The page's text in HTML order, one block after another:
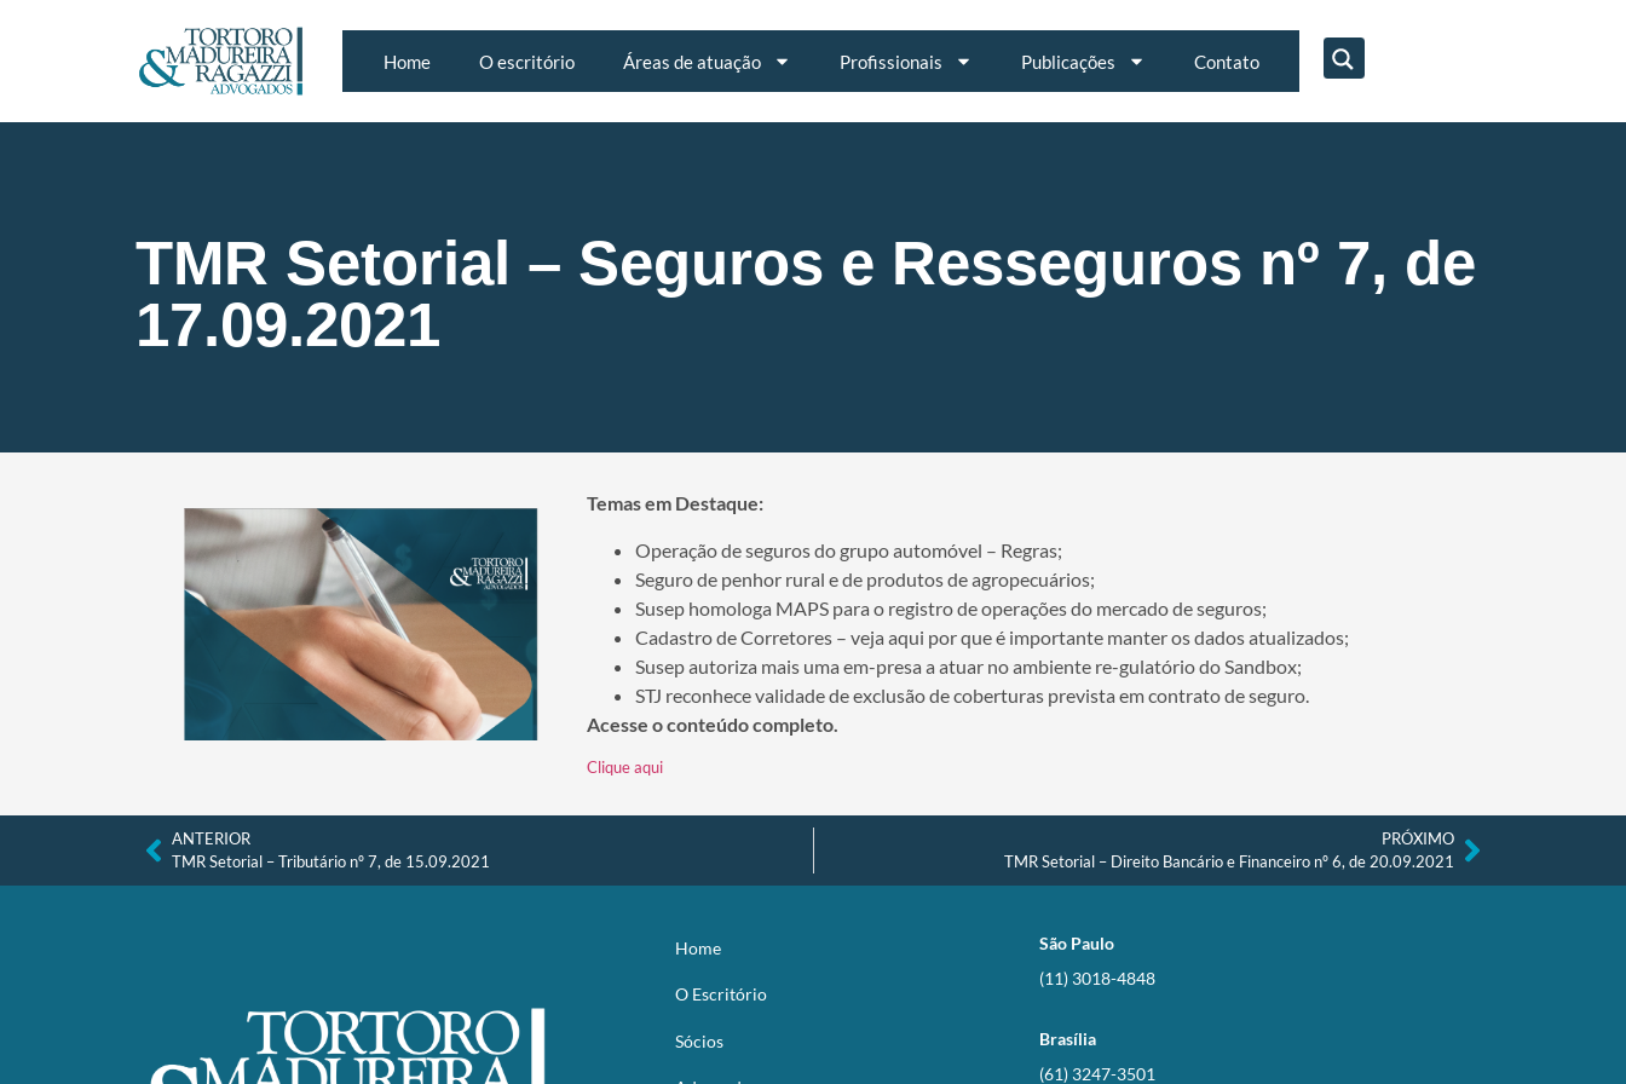
Home O escritório Áreas de atuação Profissionais Publicações Contato
TMR Setorial – Seguros e Resseguros nº 7, de
17.09.2021
Temas em Destaque:
Operação de seguros do grupo automóvel – Regras;
Seguro de penhor rural e de produtos de agropecuários;
Susep homologa MAPS para o registro de operações do mercado de seguros;
Cadastro de Corretores – veja aqui por que é importante manter os dados atualizados;
Susep autoriza mais uma em-presa a atuar no ambiente re-gulatório do Sandbox;
STJ reconhece validade de exclusão de coberturas prevista em contrato de seguro.
Acesse o conteúdo completo.
Clique aqui
ANTERIOR
TMR Setorial – Tributário nº 7, de 15.09.2021
PRÓXIMO
TMR Setorial – Direito Bancário e Financeiro nº 6, de 20.09.2021
Home
O Escritório
Sócios
São Paulo
(11) 3018-4848
Brasília
(61) 3247-3501